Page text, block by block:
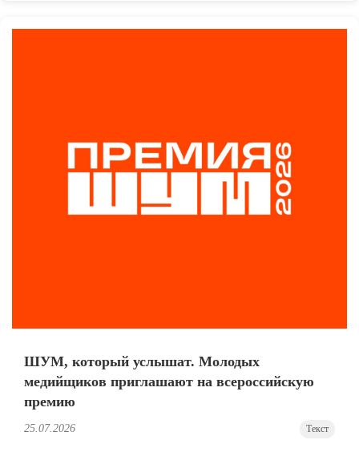
ШУМ, который услышат. Молодых
медийщиков приглашают на всероссийскую
премию
25.07.2026 Текст